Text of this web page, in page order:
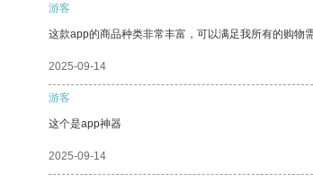
游客
这款app的商品种类非常丰富，可以满足我所有的购物需
2025-09-14
游客
这个是app神器
2025-09-14